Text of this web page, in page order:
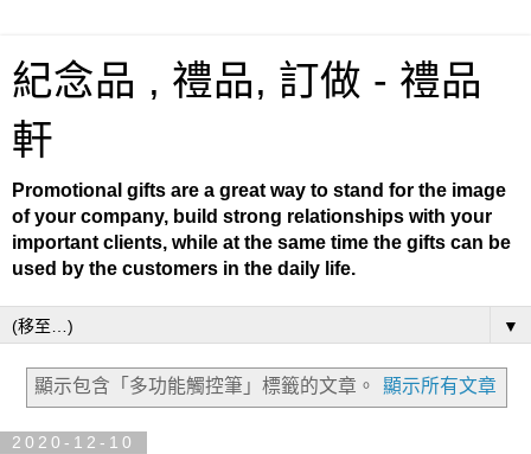
紀念品 , 禮品, 訂做 - 禮品
軒
Promotional gifts are a great way to stand for the image
of your company, build strong relationships with your
important clients, while at the same time the gifts can be
used by the customers in the daily life.
▼
顯示包含「多功能觸控筆」 標籤的文章。 顯示所有文章
2020-12-10